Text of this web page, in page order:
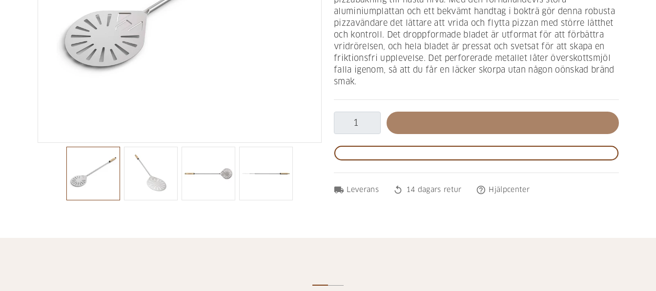
aluminiumplattan och ett bekvämt handtag i bokträ gör denna robusta
pizzavändare det lättare att vrida och flytta pizzan med större lätthet
och kontroll. Det droppformade bladet är utformat för att förbättra
vridrörelsen, och hela bladet är pressat och svetsat för att skapa en
friktionsfri upplevelse. Det perforerade metallet låter överskottsmjöl
falla igenom, så att du får en läcker skorpa utan någon oönskad bränd
smak.
local_shipping Leverans replay 14 dagars retur help_outline Hjälpcenter